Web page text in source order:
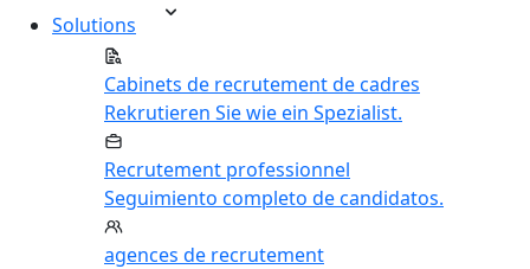
Solutions
Cabinets de recrutement de cadres
Rekrutieren Sie wie ein Spezialist.
Recrutement professionnel
Seguimiento completo de candidatos.
agences de recrutement